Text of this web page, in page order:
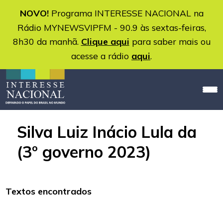
NOVO!Programa INTERESSE NACIONAL na
Rádio MYNEWSVIPFM - 90.9 às sextas-feiras,
8h30 da manhã. Clique aqui para saber mais ou
acesse a rádio aqui.
Silva Luiz Inácio Lula da
(3º governo 2023)
Textos encontrados